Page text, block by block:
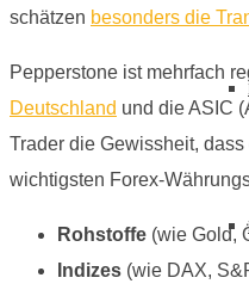
schätzen besonders die
Pepperstone ist mehrfach
Deutschland und die ASIC
Trader die Gewissheit,
wichtigsten Forex-
Rohstoffe (wie Gold,
Indizes (wie DAX,